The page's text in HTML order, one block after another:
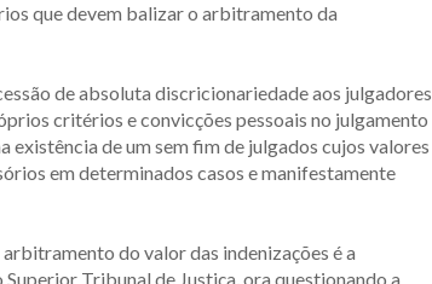
que devem balizar o arbitramento da
de absoluta discricionariedade aos julgadores
critérios e convicções pessoais no julgamento
de um sem fim de julgados cujos valores
em determinados casos e manifestamente
do valor das indenizações é a
Tribunal de Justiça, ora questionando a